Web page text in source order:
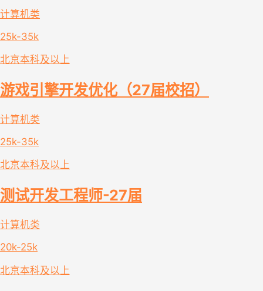
计算机类
25k-35k
北京本科及以上
游戏引擎开发优化（27届校招）
计算机类
25k-35k
北京本科及以上
测试开发工程师-27届
计算机类
20k-25k
北京本科及以上